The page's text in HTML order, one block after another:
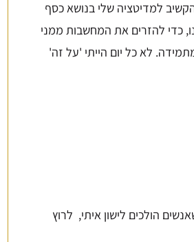
למדיטציה שלי בנושא כסף
כדי להזרים את המחשבות ממני
לא כל יום הייתי 'על זה'
הולכים לישון איתי, לרוץ